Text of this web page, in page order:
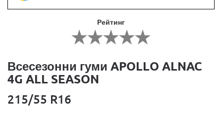
Рейтинг
Всесезонни гуми APOLLO ALNAC
4G ALL SEASON
215/55 R16